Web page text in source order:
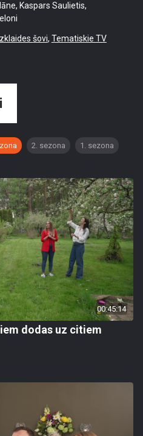
Kaspars Saulietis,
Izklaides šovi, Tematiskie TV
2. sezona 1. sezona
00:45:14
dodas uz citiem